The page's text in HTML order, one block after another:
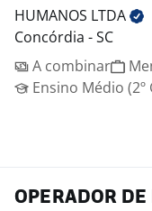
HUMANOS LTDA
Concórdia - SC
A combinar
Ensino Médio (2º
OPERADOR DE